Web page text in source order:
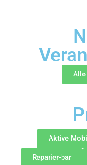
Alle
Aktive
Reparier-bar